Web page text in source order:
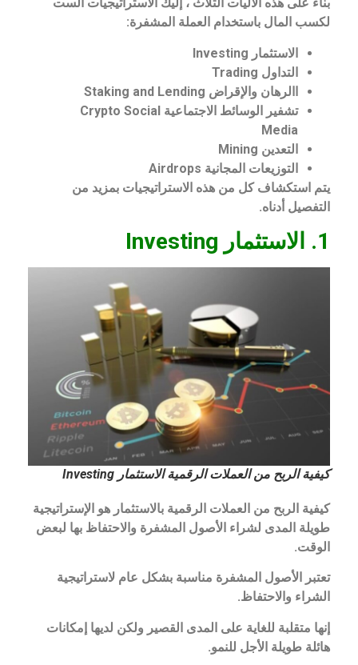
بناءً على هذه الآليات الثلاث ، إليك الاستراتيجيات الست
لكسب المال باستخدام العملة المشفرة:
الاستثمار Investing
التداول Trading
االرهان والإقراض Staking and Lending
تشفير الوسائط الاجتماعية Crypto Social
Media
التعدين Mining
التوزيعات المجانية Airdrops
يتم استكشاف كل من هذه الاستراتيجيات بمزيد من
التفصيل أدناه.
1. الاستثمار Investing
كيفية الربح من العملات الرقمية الاستثمار Investing
كيفية الربح من العملات الرقمية بالاستثمار هو الإستراتيجية
طويلة المدى لشراء الأصول المشفرة والاحتفاظ بها لبعض
الوقت.
تعتبر الأصول المشفرة مناسبة بشكل عام لاستراتيجية
الشراء والاحتفاظ.
إنها متقلبة للغاية على المدى القصير ولكن لديها إمكانات
هائلة طويلة الأجل للنمو.